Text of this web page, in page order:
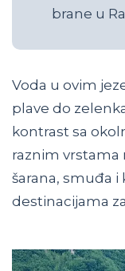
brane u
Voda u ovim
plave do
kontrast sa
raznim
šarana, smuđa
destinacijama